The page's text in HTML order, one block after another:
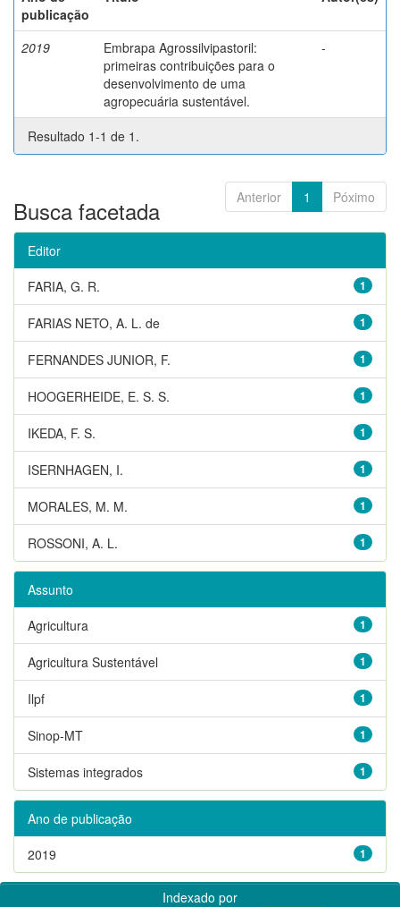
publicação
2019
Embrapa Agrossilvipastoril:
primeiras contribuições para o
desenvolvimento de uma
agropecuária sustentável.
-
Resultado 1-1 de 1.
Anterior 1 Póximo
Busca facetada
Editor
1
FARIA, G. R.
1
FARIAS NETO, A. L. de
1
FERNANDES JUNIOR, F.
1
HOOGERHEIDE, E. S. S.
1
IKEDA, F. S.
1
ISERNHAGEN, I.
1
MORALES, M. M.
1
ROSSONI, A. L.
Assunto
1
Agricultura
1
Agricultura Sustentável
1
Ilpf
1
Sinop-MT
1
Sistemas integrados
Ano de publicação
1
2019
Indexado por